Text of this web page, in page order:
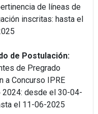
de líneas de
inscritas: hasta el
de Postulación:
de Pregrado
a Concurso IPRE
2024: desde el 30-04-
el 11-06-2025